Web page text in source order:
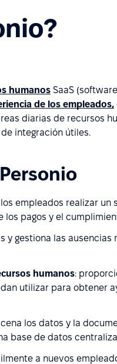
humanos SaaS
de los empleados,
diarias de recursos
integración útiles.
empleados realizar un
los pagos y el
y gestiona las
humanos:
utilizar para obtener
los datos y la
base de datos
a nuevos